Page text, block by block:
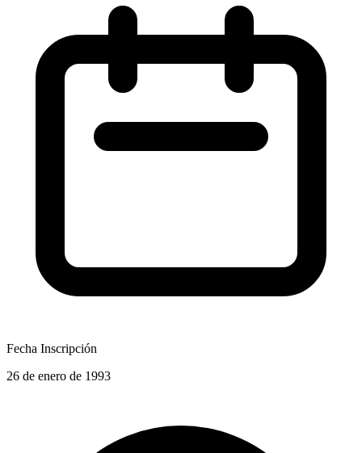
Fecha Inscripción
26 de enero de 1993